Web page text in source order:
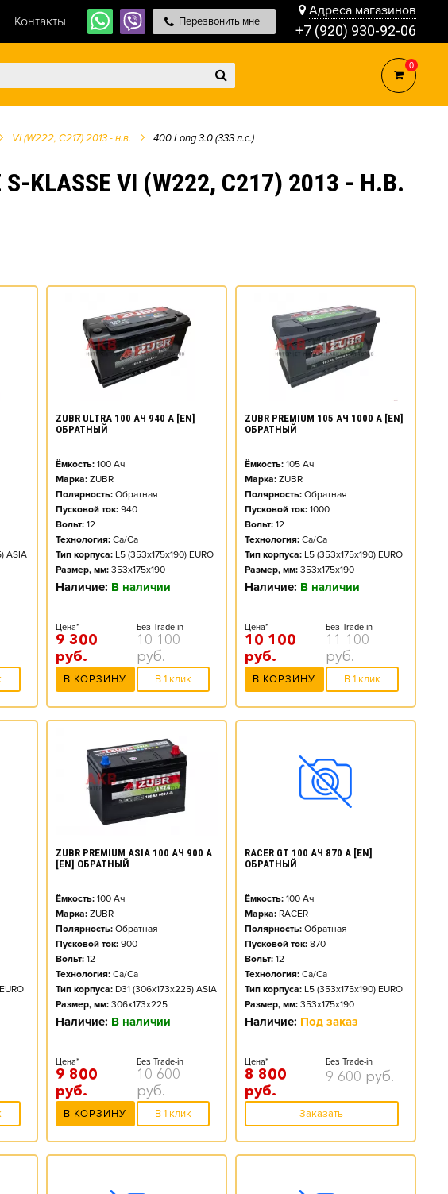
Контакты Перезвонить мне
Адреса магазинов
+7 (920) 930-92-06
0
VI (W222, C217) 2013 - н.в. 400 Long 3.0 (333 л.с.)
VI (W222, C217) 2013 - Н.В.
ASIA
ZUBR ULTRA 100 АЧ 940 А [EN]
ОБРАТНЫЙ
Ёмкость: 100Ач
Марка: ZUBR
Полярность: Обратная
Пусковой ток: 940
Вольт: 12
Технология: Ca/Ca
Тип корпуса: L5 (353x175x190) EURO
Размер, мм: 353x175x190
Наличие: В наличии
Цена*
9 300
руб.
Без Trade-in
10 100
руб.
В КОРЗИНУ В 1 клик
ZUBR PREMIUM 105 АЧ 1000 А [EN]
ОБРАТНЫЙ
Ёмкость: 105Ач
Марка: ZUBR
Полярность: Обратная
Пусковой ток: 1000
Вольт: 12
Технология: Ca/Ca
Тип корпуса: L5 (353x175x190) EURO
Размер, мм: 353x175x190
Наличие: В наличии
Цена*
10 100
руб.
Без Trade-in
11 100
руб.
В КОРЗИНУ В 1 клик
ZUBR PREMIUM ASIA 100 АЧ 900 А
[EN] ОБРАТНЫЙ
Ёмкость: 100Ач
Марка: ZUBR
Полярность: Обратная
Пусковой ток: 900
Вольт: 12
Технология: Ca/Ca
Тип корпуса: D31 (306x173x225) ASIA
Размер, мм: 306x173x225
Наличие: В наличии
Цена*
9 800
руб.
Без Trade-in
10 600
руб.
В КОРЗИНУ В 1 клик
RACER GT 100 АЧ 870 А [EN]
ОБРАТНЫЙ
Ёмкость: 100Ач
Марка: RACER
Полярность: Обратная
Пусковой ток: 870
Вольт: 12
Технология: Ca/Ca
Тип корпуса: L5 (353x175x190) EURO
Размер, мм: 353x175x190
Наличие: Под заказ
Цена*
8 800
руб.
Без Trade-in
9 600 руб.
Заказать